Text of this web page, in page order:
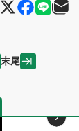
末尾